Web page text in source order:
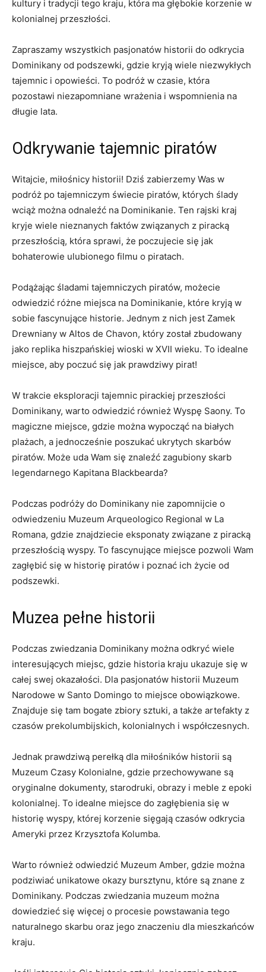
kultury i‌ tradycji tego kraju, ‌która ma​ głębokie korzenie w
kolonialnej ​przeszłości.
Zapraszamy wszystkich pasjonatów ⁢historii ​do odkrycia
Dominikany​ od‌ podszewki, gdzie kryją ⁢wiele niezwykłych
tajemnic i opowieści. To ⁢podróż ⁣w czasie, która
pozostawi niezapomniane wrażenia i wspomnienia na
długie​ lata.
Odkrywanie tajemnic‍ piratów
Witajcie,⁤ miłośnicy historii!⁢ Dziś zabierzemy Was w
‌podróż⁤ po tajemniczym⁢ świecie piratów, których ślady
wciąż​ można odnaleźć na Dominikanie.⁤ Ten rajski kraj
kryje​ wiele nieznanych faktów związanych z‍ piracką
przeszłością, która sprawi, że ‍poczujecie⁣ się jak
bohaterowie ulubionego filmu o piratach.
Podążając śladami ​tajemniczych⁣ piratów, ⁤możecie
odwiedzić różne miejsca ​na Dominikanie, które kryją w
sobie ‌fascynujące‍ historie.⁣ Jednym z nich ⁤jest ‍Zamek⁤
Drewniany w ​Altos de ‍Chavon, który⁤ został zbudowany
jako replika hiszpańskiej wioski w‌ XVII wieku.‍ To idealne⁢
miejsce,‌ aby⁢ poczuć się jak ​prawdziwy pirat!
W trakcie eksploracji tajemnic pirackiej przeszłości
‌Dominikany, warto odwiedzić również Wyspę Saony. To
magiczne miejsce,‌ gdzie ⁤można wypocząć na białych
plażach,⁤ a jednocześnie ⁣poszukać ukrytych skarbów
piratów. Może uda Wam się znaleźć ⁢zagubiony ‍skarb
legendarnego‌ Kapitana Blackbearda?
Podczas podróży ‌do Dominikany nie zapomnijcie⁤ o
odwiedzeniu Muzeum Arqueologico Regional w‍ La
Romana, gdzie znajdziecie eksponaty​ związane z piracką
przeszłością⁣ wyspy. To fascynujące​ miejsce pozwoli⁣ Wam
zagłębić się w historię ⁤piratów i poznać ich życie od
podszewki.
Muzea pełne historii
Podczas zwiedzania Dominikany można odkryć wiele
interesujących miejsc, ⁣gdzie historia kraju ukazuje ​się w​
całej swej​ okazałości. Dla pasjonatów historii ‌Muzeum
Narodowe w‍ Santo‍ Domingo to miejsce obowiązkowe.⁤
Znajduje się tam bogate‌ zbiory sztuki, a także⁢ artefakty z
czasów prekolumbijskich, kolonialnych i współczesnych.
Jednak prawdziwą perełką dla miłośników historii⁣ są
Muzeum​ Czasy Kolonialne,‌ gdzie przechowywane są
oryginalne dokumenty, starodruki, obrazy i meble⁤ z epoki
kolonialnej. To ‍idealne miejsce⁢ do zagłębienia⁣ się w
historię wyspy,‌ której korzenie sięgają ⁤czasów odkrycia
Ameryki przez Krzysztofa Kolumba.
Warto ​również ‌odwiedzić Muzeum Amber, gdzie⁣ można
⁤podziwiać unikatowe okazy bursztynu, które są znane ⁢z
Dominikany. ⁣Podczas zwiedzania ​muzeum można
‍dowiedzieć się więcej o procesie⁢ powstawania tego
naturalnego skarbu oraz jego znaczeniu dla mieszkańców
kraju.